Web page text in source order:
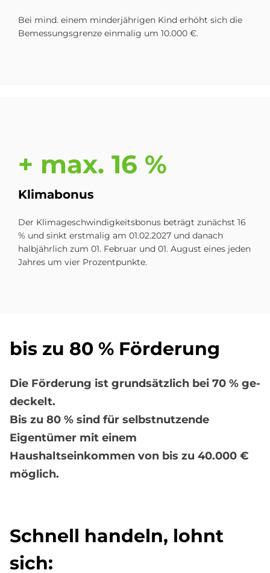
Bei mind. einem minderjährigen Kind erhöht sich die
Bemessungsgrenze einmalig um 10.000 €.
+ max. 16 %
Kli­m­abo­nus
Der Klimageschwindigkeitsbonus beträgt zunächst 16
% und sinkt erstmalig am 01.02.2027 und danach
halbjährlich zum 01. Februar und 01. August eines jeden
Jahres um vier Prozentpunkte.
bis zu 80 % För­derung
Die För­de­rung ist grundsätzlich bei 70 % ge­
deckelt.
Bis zu 80 % sind für selbstnutzende
Eigentümer mit einem
Haushaltseinkommen von bis zu 40.000 €
möglich.
Schnell han­deln, lohnt
sich: